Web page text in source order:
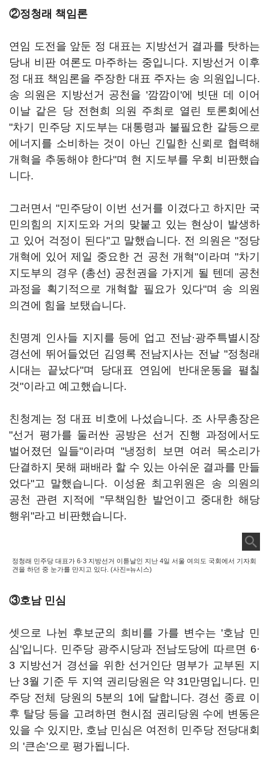
②정청래 책임론
연임 도전을 앞둔 정 대표는 지방선거 결과를 탓하는
당내 비판 여론도 마주하는 중입니다. 지방선거 이후
정 대표 책임론을 주장한 대표 주자는 송 의원입니다.
송 의원은 지방선거 공천을 '깜깜이'에 빗댄 데 이어
이날 같은 당 전현희 의원 주최로 열린 토론회에선
"차기 민주당 지도부는 대통령과 불필요한 갈등으로
에너지를 소비하는 것이 아닌 긴밀한 신뢰로 협력해
개혁을 추동해야 한다"며 현 지도부를 우회 비판했습
니다.
그러면서 "민주당이 이번 선거를 이겼다고 하지만 국
민의힘의 지지도와 거의 맞붙고 있는 현상이 발생하
고 있어 걱정이 된다"고 말했습니다. 전 의원은 "정당
개혁에 있어 제일 중요한 건 공천 개혁"이라며 "차기
지도부의 경우 (총선) 공천권을 가지게 될 텐데 공천
과정을 획기적으로 개혁할 필요가 있다"며 송 의원
의견에 힘을 보탰습니다.
친명계 인사들 지지를 등에 업고 전남·광주특별시장
경선에 뛰어들었던 김영록 전남지사는 전날 "정청래
시대는 끝났다"며 당대표 연임에 반대운동을 펼칠
것"이라고 예고했습니다.
친청계는 정 대표 비호에 나섰습니다. 조 사무총장은
"선거 평가를 둘러싼 공방은 선거 진행 과정에서도
벌어졌던 일들"이라며 "냉정히 보면 여러 목소리가
단결하지 못해 패배라 할 수 있는 아쉬운 결과를 만들
었다"고 말했습니다. 이성윤 최고위원은 송 의원의
공천 관련 지적에 "무책임한 발언이고 중대한 해당
행위"라고 비판했습니다.
정청래 민주당 대표가 6·3 지방선거 이튿날인 지난 4일 서울 여의도 국회에서 기자회
견을 하던 중 눈가를 만지고 있다. (사진=뉴시스)
③호남 민심
셋으로 나뉜 후보군의 희비를 가를 변수는 '호남 민
심'입니다. 민주당 광주시당과 전남도당에 따르면 6·
3 지방선거 경선을 위한 선거인단 명부가 교부된 지
난 3월 기준 두 지역 권리당원은 약 31만명입니다. 민
주당 전체 당원의 5분의 1에 달합니다. 경선 종료 이
후 탈당 등을 고려하면 현시점 권리당원 수에 변동은
있을 수 있지만, 호남 민심은 여전히 민주당 전당대회
의 '큰손'으로 평가됩니다.